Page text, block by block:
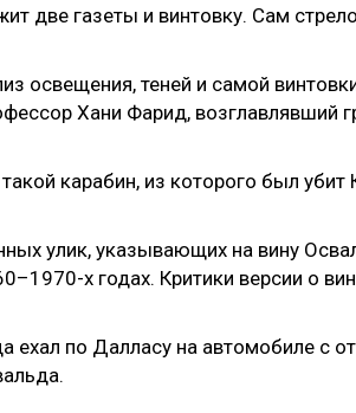
две газеты и винтовку. Сам
освещения, теней и самой
Хани Фарид, возглавлявший
карабин, из которого был убит
улик, указывающих на вину
х годах. Критики версии о
ехал по Далласу на автомобиле с